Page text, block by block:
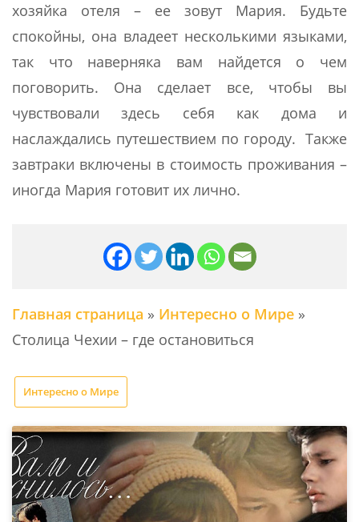
хозяйка отеля – ее зовут Мария. Будьте
спокойны, она владеет несколькими языками,
так что наверняка вам найдется о чем
поговорить. Она сделает все, чтобы вы
чувствовали здесь себя как дома и
наслаждались путешествием по городу. Также
завтраки включены в стоимость проживания –
иногда Мария готовит их лично.
Главная страница » Интересно о Мире »
Cтолица Чехии – где остановиться
Интересно о Мире